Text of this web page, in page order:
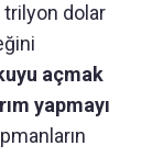
trilyon dolar
açmak
yapmayı